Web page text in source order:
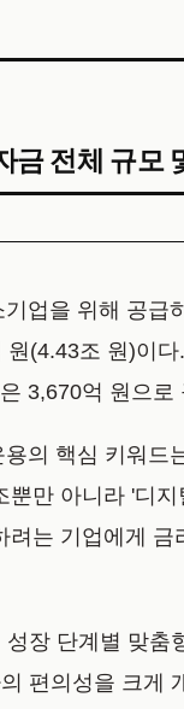
금 전체 규모
업을 위해 공급
원(4.43조 원)이
3,670억 원으로
의 핵심 키워드
뿐만 아니라 '디
려는 기업에게 금
장 단계별 맞춤
편의성을 크게